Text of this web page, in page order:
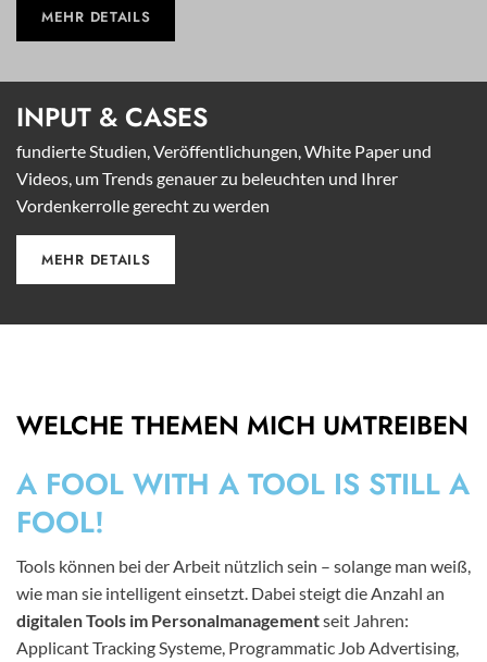
MEHR DETAILS
INPUT & CASES
fundierte Studien, Veröffentlichungen, White Paper und
Videos, um Trends genauer zu beleuchten und Ihrer
Vordenkerrolle gerecht zu werden
MEHR DETAILS
WELCHE THEMEN MICH UMTREIBEN
A FOOL WITH A TOOL IS STILL A
FOOL!
Tools können bei der Arbeit nützlich sein – solange man weiß,
wie man sie intelligent einsetzt. Dabei steigt die Anzahl an
digitalen Tools im Personalmanagementseit Jahren:
Applicant Tracking Systeme, Programmatic Job Advertising,